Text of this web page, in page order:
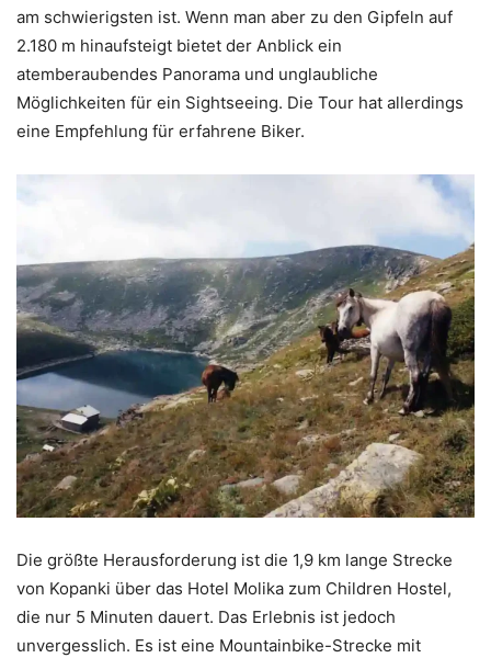
am schwierigsten ist. Wenn man aber zu den Gipfeln auf
2.180 m hinaufsteigt bietet der Anblick ein
atemberaubendes Panorama und unglaubliche
Möglichkeiten für ein Sightseeing. Die Tour hat allerdings
eine Empfehlung für erfahrene Biker.
Die größte Herausforderung ist die 1,9 km lange Strecke
von Kopanki über das Hotel Molika zum Children Hostel,
die nur 5 Minuten dauert. Das Erlebnis ist jedoch
unvergesslich. Es ist eine Mountainbike-Strecke mit